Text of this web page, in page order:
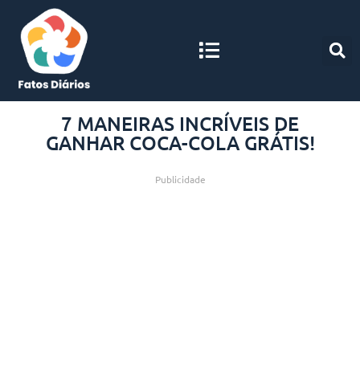
7 MANEIRAS INCRÍVEIS DE
GANHAR COCA-COLA GRÁTIS!
Publicidade